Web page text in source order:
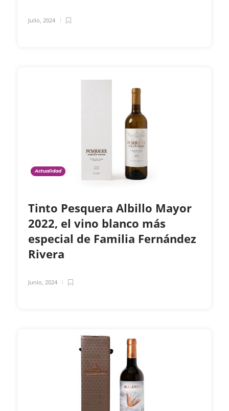
Julio, 2024
Actualidad
Tinto Pesquera Albillo Mayor
2022, el vino blanco más
especial de Familia Fernández
Rivera
Junio, 2024